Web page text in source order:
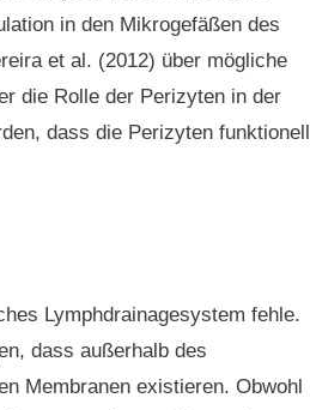
in den Mikrogefäßen des
et al. (2012) über mögliche
die Rolle der Perizyten in der
dass die Perizyten funktionell
Lymphdrainagesystem fehle.
dass außerhalb des
Membranen existieren. Obwohl